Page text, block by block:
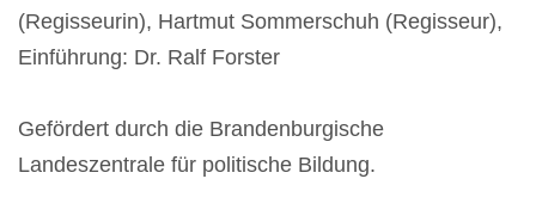
(Regisseurin), Hartmut Sommerschuh (Regisseur),
Einführung: Dr. Ralf Forster
Gefördert durch die Brandenburgische
Landeszentrale für politische Bildung.